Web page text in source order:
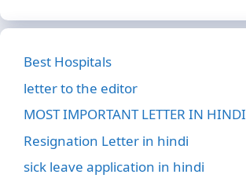
Best Hospitals
letter to the editor
MOST IMPORTANT LETTER IN HINDI
Resignation Letter in hindi
sick leave application in hindi